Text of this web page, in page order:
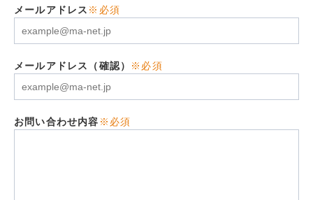
メールアドレス ※必須
メールアドレス（確認） ※必須
お問い合わせ内容 ※必須